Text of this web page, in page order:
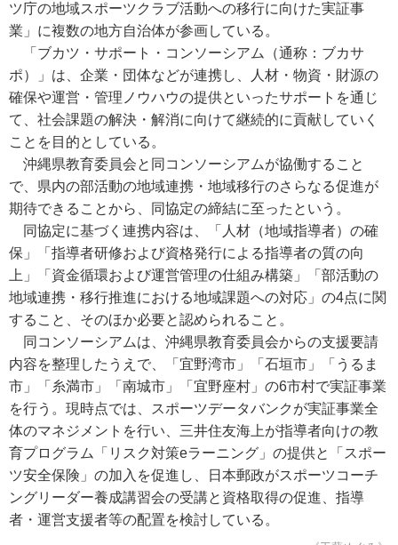
ツ庁の地域スポーツクラブ活動への移行に向けた実証事
業」に複数の地方自治体が参画している。
「ブカツ・サポート・コンソーシアム（通称：ブカサ
ポ）」は、企業・団体などが連携し、人材・物資・財源の
確保や運営・管理ノウハウの提供といったサポートを通じ
て、社会課題の解決・解消に向けて継続的に貢献していく
ことを目的としている。
沖縄県教育委員会と同コンソーシアムが協働すること
で、県内の部活動の地域連携・地域移行のさらなる促進が
期待できることから、同協定の締結に至ったという。
同協定に基づく連携内容は、「人材（地域指導者）の確
保」「指導者研修および資格発行による指導者の質の向
上」「資金循環および運営管理の仕組み構築」「部活動の
地域連携・移行推進における地域課題への対応」の4点に関
すること、そのほか必要と認められること。
同コンソーシアムは、沖縄県教育委員会からの支援要請
内容を整理したうえで、「宜野湾市」「石垣市」「うるま
市」「糸満市」「南城市」「宜野座村」の6市村で実証事業
を行う。現時点では、スポーツデータバンクが実証事業全
体のマネジメントを行い、三井住友海上が指導者向けの教
育プログラム「リスク対策eラーニング」の提供と「スポー
ツ安全保険」の加入を促進し、日本郵政がスポーツコーチ
ングリーダー養成講習会の受講と資格取得の促進、指導
者・運営支援者等の配置を検討している。